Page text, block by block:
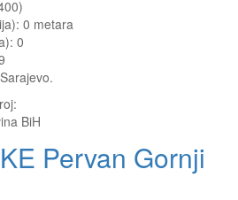
0 metara
0
BiH
Pervan Gornji